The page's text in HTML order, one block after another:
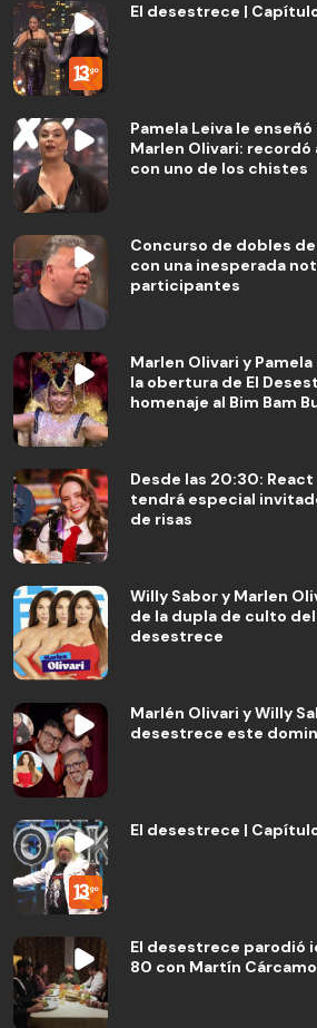
El desestrece |
Pamela Leiva le
Marlen Olivari: recordó
con uno de los chistes
Concurso de dobles
con una inesperada
participantes
Marlen Olivari y
la obertura de El
homenaje al Bim Bam
Desde las 20:30:
tendrá especial
de risas
Willy Sabor y Marlen
de la dupla de culto
desestrece
Marlén Olivari y Willy
desestrece este
El desestrece |
El desestrece parodió
80 con Martín